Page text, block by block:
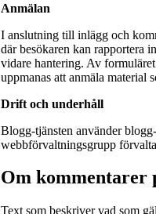
Anmälan
I anslutning till inlägg och
där besökaren kan rapportera
vidare hantering. Av
uppmanas att anmäla material
Drift och underhåll
Blogg-tjänsten använder
webbförvaltningsgrupp
Om kommentarer
Text som beskriver vad som